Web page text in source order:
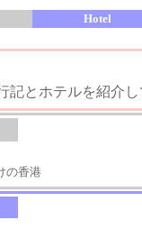
Hotel
記とホテルを紹介
の香港